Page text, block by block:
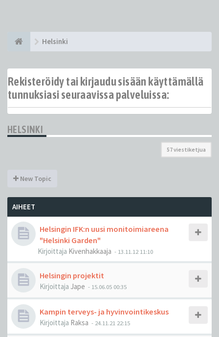
Helsinki
Rekisteröidy tai kirjaudu sisään käyttämällä
tunnuksiasi seuraavissa palveluissa:
HELSINKI
57 viestiketjua
New Topic
AIHEET
Helsingin IFK:n uusi monitoimiareena
"Helsinki Garden"
Kirjoittaja Kivenhakkaaja - 13.11.12 11:10
Helsingin projektit
Kirjoittaja Jape - 15.06.05 00:35
Kampin terveys- ja hyvinvointikeskus
Kirjoittaja Raksa - 24.11.21 22:15